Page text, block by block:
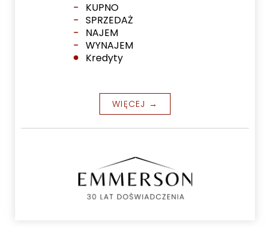
KUPNO
SPRZEDAŻ
NAJEM
WYNAJEM
Kredyty
WIĘCEJ →